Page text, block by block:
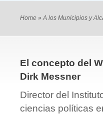
Home »A los Municipios y
El concepto del
Dirk Messner
Director del
ciencias políticas